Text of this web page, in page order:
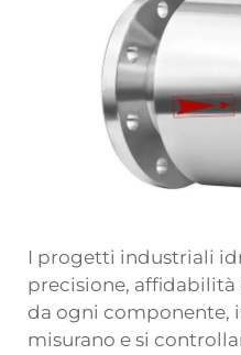
I progetti industriali
precisione,
da ogni componente,
misurano e si